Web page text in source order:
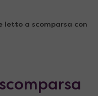
letto a scomparsa con